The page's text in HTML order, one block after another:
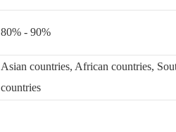
80% - 90%
Asian countries, African countries,
countries